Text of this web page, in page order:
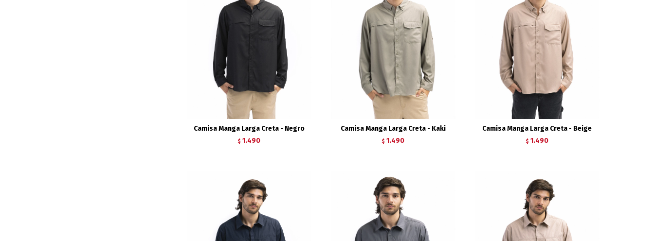
Camisa Manga Larga Creta - Negro
$ 1.490
Camisa Manga Larga Creta - Kaki
$ 1.490
Camisa Manga Larga Creta - Beige
$ 1.490